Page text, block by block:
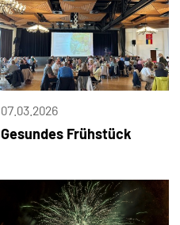
07.03.2026
Gesundes Frühstück